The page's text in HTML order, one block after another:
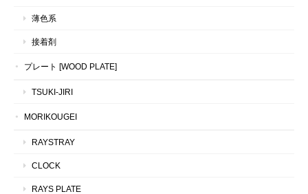
薄色系
接着剤
プレート [WOOD PLATE]
TSUKI-JIRI
MORIKOUGEI
RAYSTRAY
CLOCK
RAYS PLATE